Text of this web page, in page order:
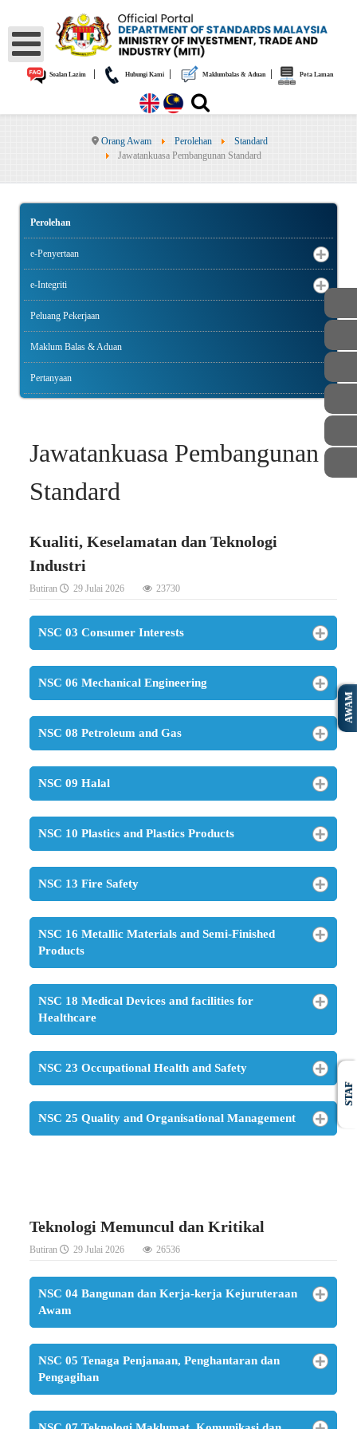
Soalan Lazim| Hubungi Kami| Maklumbalas & Aduan| Peta Laman
Orang Awam Perolehan
Standard
Jawatankuasa Pembangunan Standard
Perolehan
e-Penyertaan
e-Integriti
Peluang Pekerjaan
Maklum Balas & Aduan
Pertanyaan
Jawatankuasa Pembangunan
Standard
Kualiti, Keselamatan dan Teknologi
Industri
Butiran 29 Julai 2026 23730
NSC 03 Consumer Interests
NSC 06 Mechanical Engineering
NSC 08 Petroleum and Gas
NSC 09 Halal
NSC 10 Plastics and Plastics Products
NSC 13 Fire Safety
NSC 16 Metallic Materials and Semi-Finished
Products
NSC 18 Medical Devices and facilities for
Healthcare
NSC 23 Occupational Health and Safety
NSC 25 Quality and Organisational Management
Teknologi Memuncul dan Kritikal
Butiran 29 Julai 2026 26536
NSC 04 Bangunan dan Kerja-kerja Kejuruteraan
Awam
NSC 05 Tenaga Penjanaan, Penghantaran dan
Pengagihan
AWAM
STAF